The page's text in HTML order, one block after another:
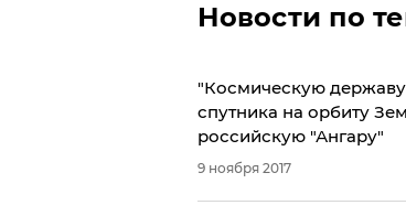
Новости по
"Космическую
спутника на орбиту
российскую "Ангару"
9 ноября 2017